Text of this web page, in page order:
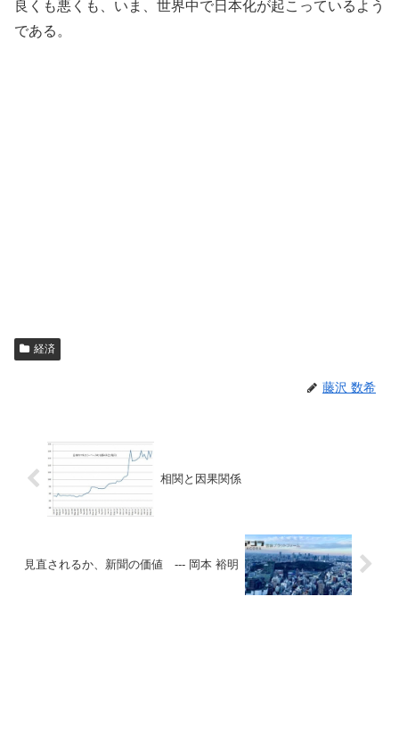
良くも悪くも、いま、世界中で日本化が起こっているよう
である。
経済
藤沢 数希
相関と因果関係
見直されるか、新聞の価値 --- 岡本 裕明